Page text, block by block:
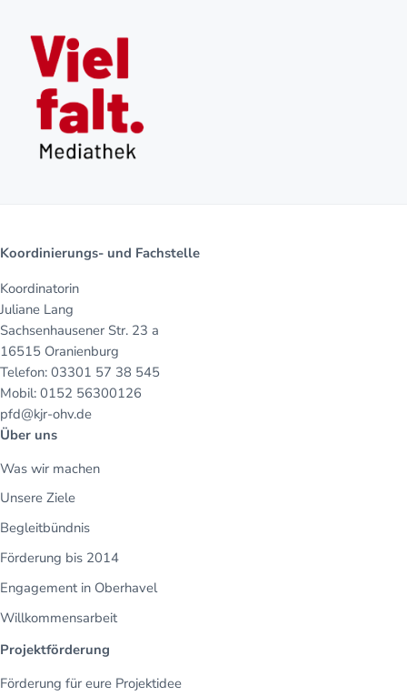
Koordinierungs- und Fachstelle
Koordinatorin
Juliane Lang
Sachsenhausener Str. 23 a
16515 Oranienburg
Telefon: 03301 57 38 545
Mobil: 0152 56300126
pfd@kjr-ohv.de
Über uns
Was wir machen
Unsere Ziele
Begleitbündnis
Förderung bis 2014
Engagement in Oberhavel
Willkommensarbeit
Projektförderung
Förderung für eure Projektidee